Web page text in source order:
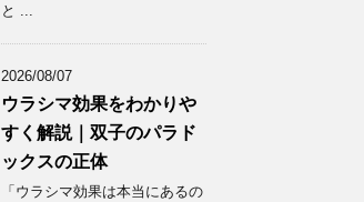
と ...
2026/08/07
ウラシマ効果をわかりや
すく解説｜双子のパラド
ックスの正体
「ウラシマ効果は本当にあるの